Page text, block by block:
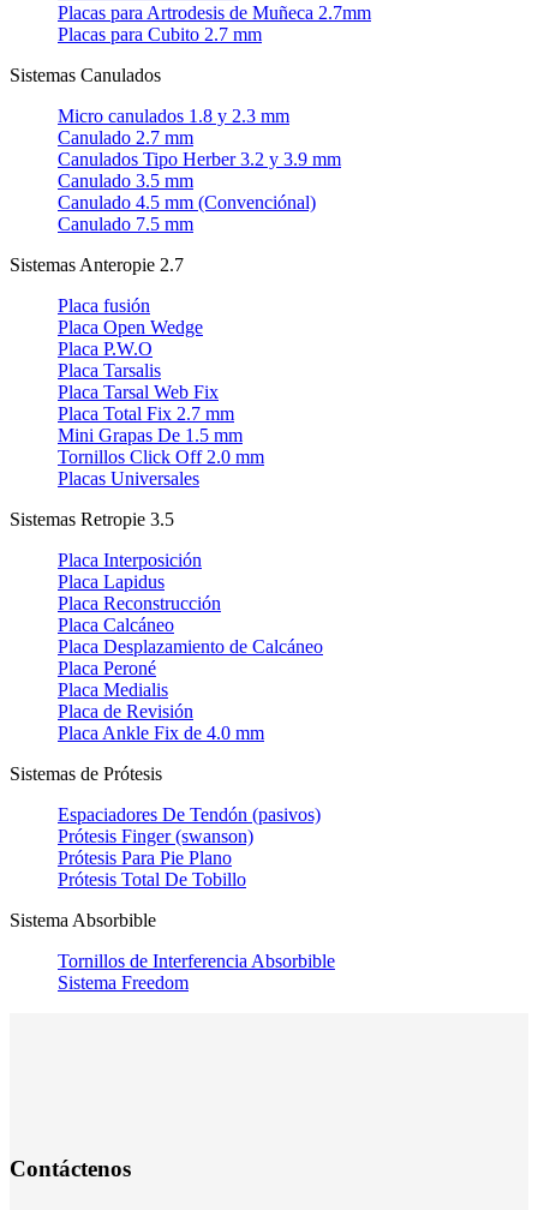
Placas para Artrodesis de Muñeca 2.7mm
Placas para Cubito 2.7 mm
Sistemas Canulados
Micro canulados 1.8 y 2.3 mm
Canulado 2.7 mm
Canulados Tipo Herber 3.2 y 3.9 mm
Canulado 3.5 mm
Canulado 4.5 mm (Convenciónal)
Canulado 7.5 mm
Sistemas Anteropie 2.7
Placa fusión
Placa Open Wedge
Placa P.W.O
Placa Tarsalis
Placa Tarsal Web Fix
Placa Total Fix 2.7 mm
Mini Grapas De 1.5 mm
Tornillos Click Off 2.0 mm
Placas Universales
Sistemas Retropie 3.5
Placa Interposición
Placa Lapidus
Placa Reconstrucción
Placa Calcáneo
Placa Desplazamiento de Calcáneo
Placa Peroné
Placa Medialis
Placa de Revisión
Placa Ankle Fix de 4.0 mm
Sistemas de Prótesis
Espaciadores De Tendón (pasivos)
Prótesis Finger (swanson)
Prótesis Para Pie Plano
Prótesis Total De Tobillo
Sistema Absorbible
Tornillos de Interferencia Absorbible
Sistema Freedom
Contáctenos